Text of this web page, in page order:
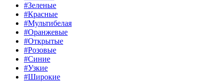
#Зеленые
#Красные
#Мультибелая
#Оранжевые
#Открытые
#Розовые
#Синие
#Узкие
#Широкие